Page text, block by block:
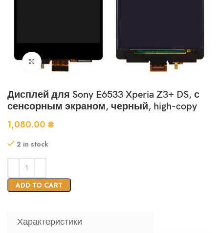
Нажмите, чтобы увеличить
Дисплей для Sony E6533 Xperia Z3+ DS, с
сенсорным экраном, черный, high-copy
1,080.00 ₴
2 in stock
ADD TO CART
Характеристики